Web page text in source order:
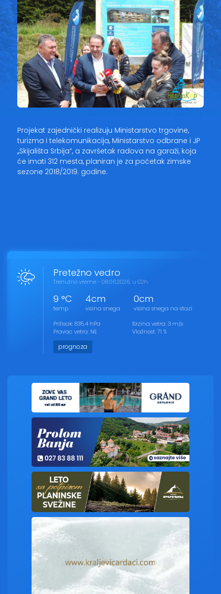
Projekat zajednički realizuju Ministarstvo trgovine,
turizma i telekomunikacija, Ministarstvo odbrane i JP
,,Skijališta Srbija”, a završetak radova na garaži, koja
će imati 312 mesta, planiran je za početak zimske
sezone 2018/2019. godine.
Pretežno vedro
Trenutno vreme - 08.06.2026. u 02h
9 °C
temp.
4cm
visina snega
0cm
visina snega na stazi
Pritisak: 835.4 hPa
Pravac vetra: NE
Brzina vetra: 3 m/s
Vlažnost: 71 %
prognoza